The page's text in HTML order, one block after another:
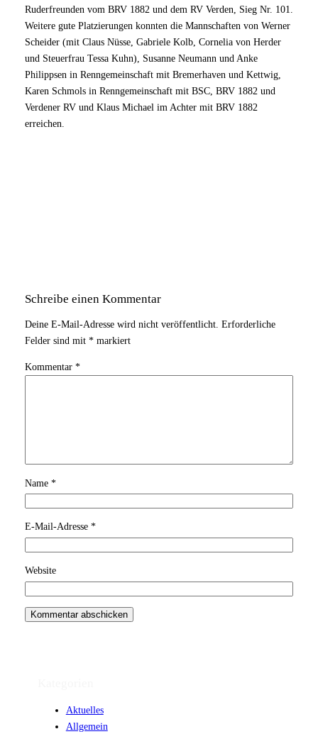
Ruderfreunden vom BRV 1882 und dem RV Verden, Sieg Nr. 101.
Weitere gute Platzierungen konnten die Mannschaften von Werner
Scheider (mit Claus Nüsse, Gabriele Kolb, Cornelia von Herder
und Steuerfrau Tessa Kuhn), Susanne Neumann und Anke
Philippsen in Renngemeinschaft mit Bremerhaven und Kettwig,
Karen Schmols in Renngemeinschaft mit BSC, BRV 1882 und
Verdener RV und Klaus Michael im Achter mit BRV 1882
erreichen.
Schreibe einen Kommentar
Deine E-Mail-Adresse wird nicht veröffentlicht. Erforderliche
Felder sind mit *markiert
Kommentar *
Name *
E-Mail-Adresse *
Website
Aktuelles
Allgemein